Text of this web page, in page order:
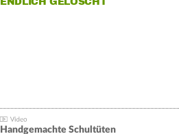
Handgemachte Schultüten